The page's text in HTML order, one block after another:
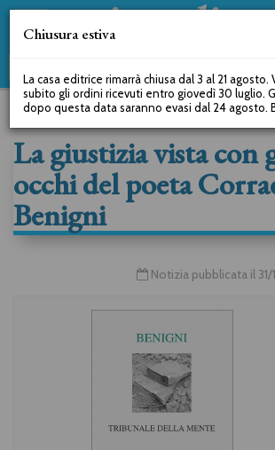
La giustizia vista con
occhi del poeta
Benigni
Notizia pubblicata il 31/
Chiusura estiva
La casa editrice rimarrà chiusa dal 3 al 21
subito gli ordini ricevuti entro giovedì 30 luglio.
dopo questa data saranno evasi dal 24 agosto.